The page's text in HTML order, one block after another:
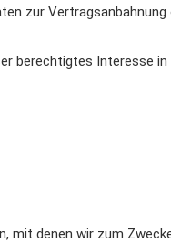
zur
berechtigtes Interesse
denen wir zum